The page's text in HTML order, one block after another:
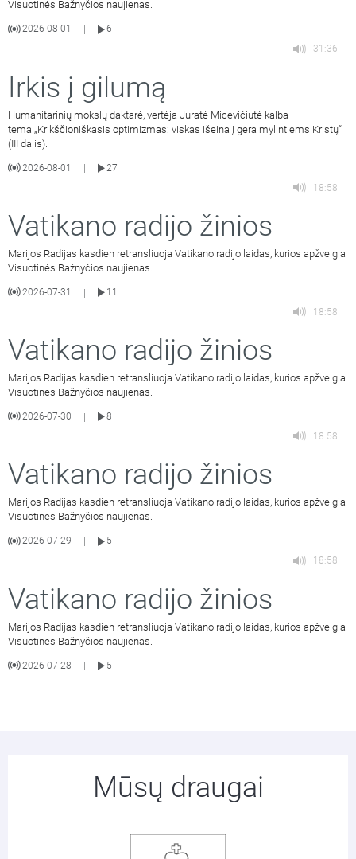
Visuotinės Bažnyčios naujienas.
2026-08-01
6
31:36
Irkis į gilumą
Humanitarinių mokslų daktarė, vertėja Jūratė Micevičiūtė kalba
tema „Krikščioniškasis optimizmas: viskas išeina į gera mylintiems Kristų“
(III dalis).
2026-08-01
27
18:58
Vatikano radijo žinios
Marijos Radijas kasdien retransliuoja Vatikano radijo laidas, kurios apžvelgia
Visuotinės Bažnyčios naujienas.
2026-07-31 |
11
18:58
Vatikano radijo žinios
Marijos Radijas kasdien retransliuoja Vatikano radijo laidas, kurios apžvelgia
Visuotinės Bažnyčios naujienas.
2026-07-30 |
8
18:58
Vatikano radijo žinios
Marijos Radijas kasdien retransliuoja Vatikano radijo laidas, kurios apžvelgia
Visuotinės Bažnyčios naujienas.
2026-07-29
5
18:58
Vatikano radijo žinios
Marijos Radijas kasdien retransliuoja Vatikano radijo laidas, kurios apžvelgia
Visuotinės Bažnyčios naujienas.
2026-07-28 5
Mūsų draugai